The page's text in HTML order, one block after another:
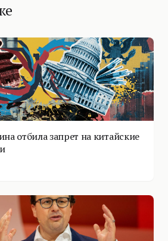
отбила запрет на китайские